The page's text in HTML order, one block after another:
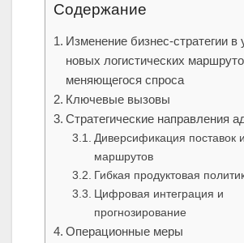
Содержание
Изменение бизнес-стратегии в
новых логистических
меняющегося спроса
Ключевые вызовы
Стратегические направления
Диверсификация поставок и
маршрутов
Гибкая продуктовая
Цифровая интеграция и
прогнозирование
Операционные меры